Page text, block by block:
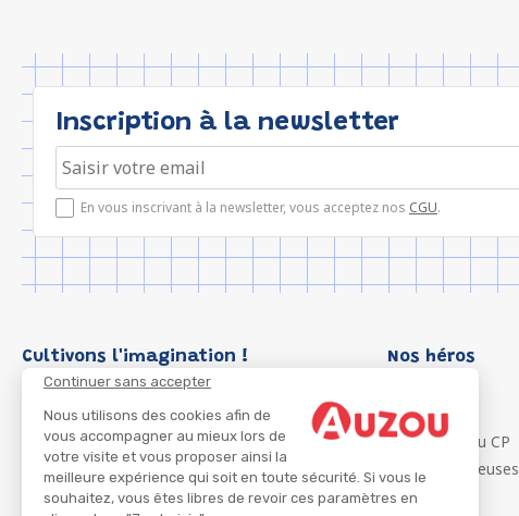
Continuer sans accepter
Nous utilisons des cookies afin de
vous accompagner au mieux lors de
votre visite et vous proposer ainsi la
meilleure expérience qui soit en toute sécurité. Si vous le
souhaitez, vous êtes libres de revoir ces paramètres en
Inscription à la newsletter
En vous inscrivant à la newsletter, vous acceptez nos CGU.
Cultivons l'imagination ! Nos héros
P'tit Loup
Les Héros du CP
Les Influenceuses
Migali